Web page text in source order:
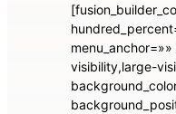
visibility,large-